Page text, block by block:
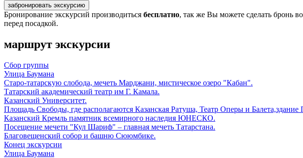
забронировать экскурсию
Бронирование экскурсий производиться бесплатно, так же Вы можете сделать бронь
перед посадкой.
маршрут экскурсии
Сбор группы
Улица Баумана
Старо-татарскую слобода, мечеть Марджани, мистическое озеро "Кабан".
Татарский академический театр им Г. Камала.
Казанский Университет.
Площадь Свободы, где располагаются Казанская Ратуша, Театр Оперы и Балета,здание
Казанский Кремль памятник всемирного наследия ЮНЕСКО.
Посещение мечети "Кул Шариф" – главная мечеть Татарстана.
Благовещенский собор и башню Сююмбике.
Конец экскурсии
Улица Баумана